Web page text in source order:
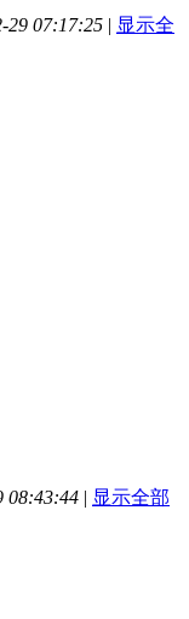
29 07:17:25 | 显示全
08:43:44 | 显示全部